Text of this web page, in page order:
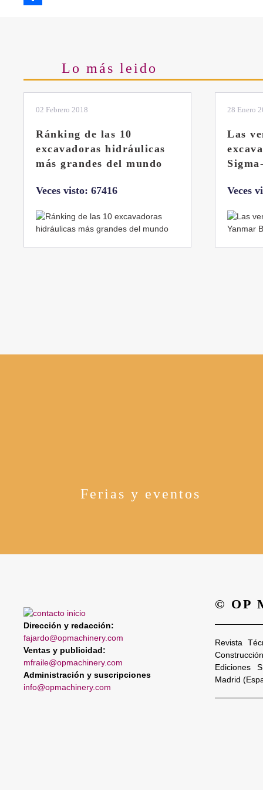
Lo más leido
28 Enero 2019
Las ventajas de la
excavadora Yanmar B7
Sigma-6
Veces visto: 32216
11 Marzo
El
Ferias y eventos
Dirección y redacción:
fajardo@opmachinery.com
Ventas y publicidad:
mfraile@opmachinery.com
Administración y suscripciones
info@opmachinery.com
© OP
Revista
Ediciones
Madrid